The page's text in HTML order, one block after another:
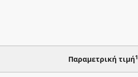
Παραμετρική τιμή1